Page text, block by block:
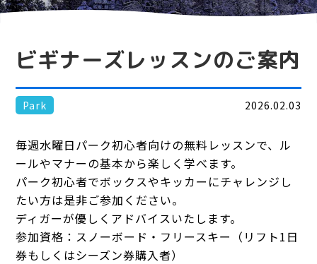
ビギナーズレッスンのご案内
Park 2026.02.03
毎週水曜日パーク初心者向けの無料レッスンで、ル
ールやマナーの基本から楽しく学べます。
パーク初心者でボックスやキッカーにチャレンジし
たい方は是非ご参加ください。
ディガーが優しくアドバイスいたします。
参加資格：スノーボード・フリースキー（リフト1日
券もしくはシーズン券購入者）